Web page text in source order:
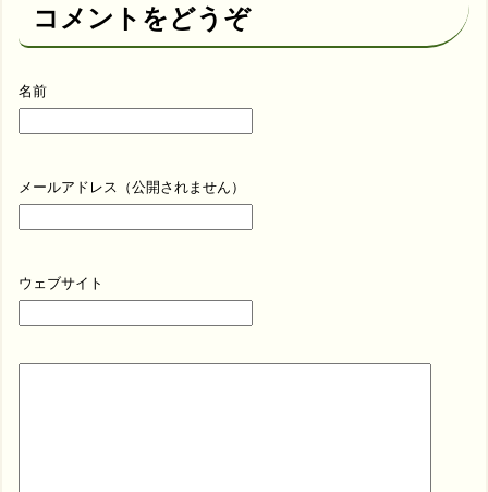
コメントをどうぞ
名前
メールアドレス（公開されません）
ウェブサイト